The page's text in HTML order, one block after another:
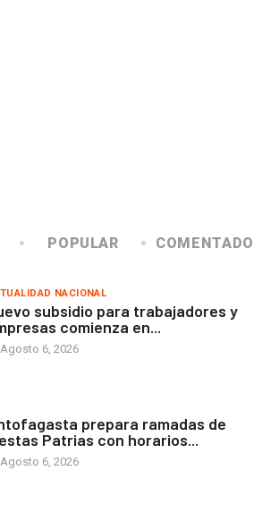
POPULAR COMENTADO
NACIONAL
subsidio para trabajadores y
comienza en...
Agosto 6, 2026
prepara ramadas de
Patrias con horarios...
Agosto 6, 2026